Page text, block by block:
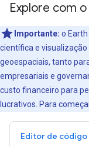
Explore com
Importante: o
científica e
geoespaciais, tanto
empresariais e
custo financeiro para
lucrativos. Para